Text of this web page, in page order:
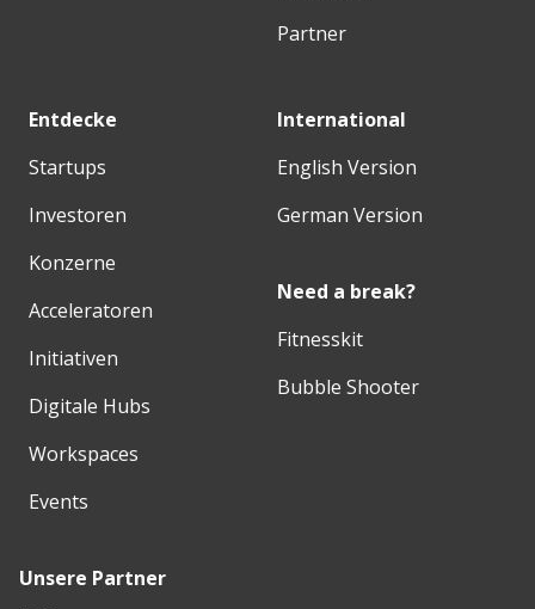
Partner
Entdecke
Startups
Investoren
Konzerne
Acceleratoren
Initiativen
Digitale Hubs
Workspaces
Events
International
English Version
German Version
Need a break?
Fitnesskit
Bubble Shooter
Unsere Partner